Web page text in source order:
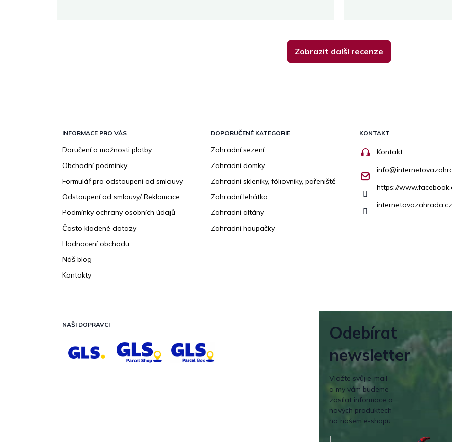
Zobrazit další recenze
INFORMACE PRO VÁS
Doručení a možnosti platby
Obchodní podmínky
Formulář pro odstoupení od smlouvy
Odstoupení od smlouvy/ Reklamace
Podmínky ochrany osobních údajů
Často kladené dotazy
Hodnocení obchodu
Náš blog
Kontakty
DOPORUČENÉ KATEGORIE
Zahradní sezení
Zahradní domky
Zahradní skleníky, fóliovníky, pařeniště
Zahradní lehátka
Zahradní altány
Zahradní houpačky
KONTAKT
Kontakt
info@
https://
NAŠI DOPRAVCI
Odebírat
newsletter
Vložte svůj e-mail
a my vám budeme
zasílat informace o
nových produktech
na našem e-shopu.